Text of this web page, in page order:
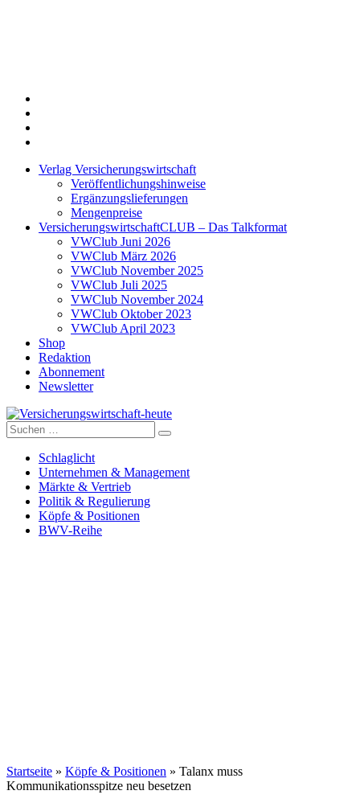
Verlag Versicherungswirtschaft
Veröffentlichungshinweise
Ergänzungslieferungen
Mengenpreise
VersicherungswirtschaftCLUB – Das Talkformat
VWClub Juni 2026
VWClub März 2026
VWClub November 2025
VWClub Juli 2025
VWClub November 2024
VWClub Oktober 2023
VWClub April 2023
Shop
Redaktion
Abonnement
Newsletter
Versicherungswirtschaft-heute
Suche
nach:
Schlaglicht
Unternehmen & Management
Märkte & Vertrieb
Politik & Regulierung
Köpfe & Positionen
BWV-Reihe
Startseite » Köpfe & Positionen » Talanx muss
Kommunikationsspitze neu besetzen